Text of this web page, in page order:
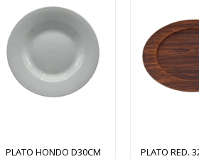
PLATO HONDO D30CM
PLATO RED.